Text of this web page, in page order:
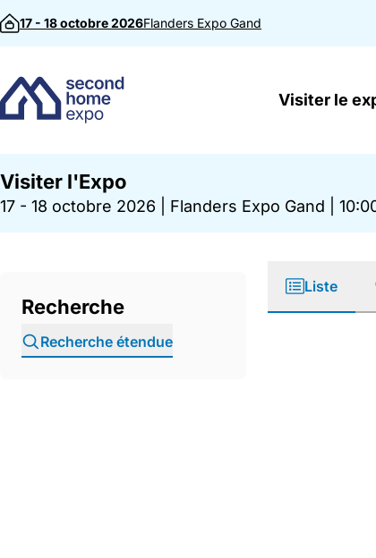
Passer au contenu
17 - 18 octobre 2026Flanders Expo Gand
Visiter le
Visiter l'Expo
17 - 18 octobre 2026 Flanders Expo Gand
Recherche
Recherche étendue
Liste